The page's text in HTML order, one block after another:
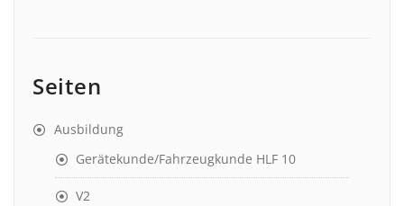
Seiten
Ausbildung
Gerätekunde/Fahrzeugkunde HLF 10
V2